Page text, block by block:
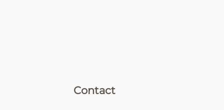
Contact